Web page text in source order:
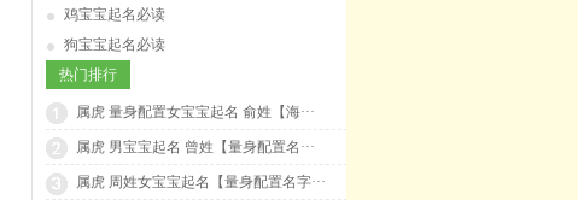
鸡宝宝起名必读
狗宝宝起名必读
热门排行
属虎 量身配置女宝宝起名 俞姓【海···
属虎 男宝宝起名 曾姓【量身配置名···
属虎 周姓女宝宝起名【量身配置名字···